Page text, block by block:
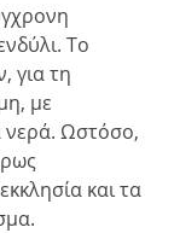
Το
για τη
με
νερά. Ωστόσο,
και τα